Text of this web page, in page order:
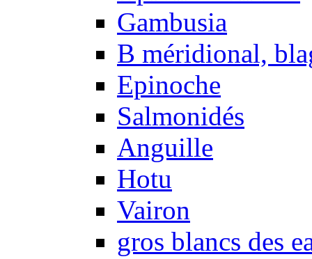
Gambusia
B méridional,
Epinoche
Salmonidés
Anguille
Hotu
Vairon
gros blancs des